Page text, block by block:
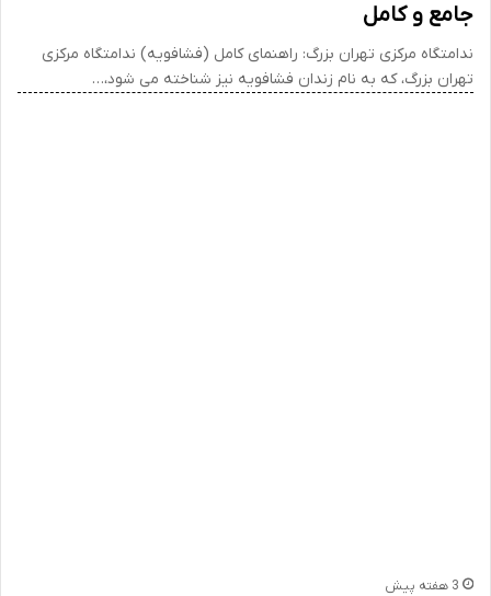
جامع و کامل
ندامتگاه مرکزی تهران بزرگ: راهنمای کامل (فشافویه) ندامتگاه مرکزی
تهران بزرگ، که به نام زندان فشافویه نیز شناخته می شود،…
3 هفته پیش